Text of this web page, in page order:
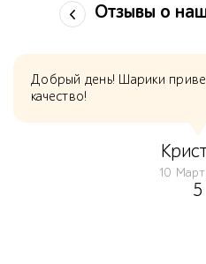
Отзывы о
Добрый день! Шарики
качество!
10
5